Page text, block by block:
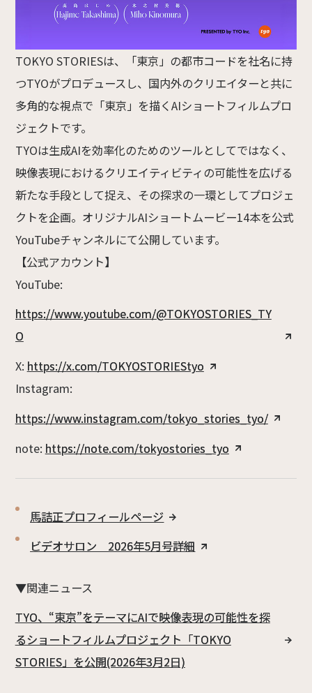
TOKYO STORIESは、「東京」の都市コードを社名に持
つTYOがプロデュースし、国内外のクリエイターと共に
多角的な視点で「東京」を描くAIショートフィルムプロ
ジェクトです。
TYOは生成AIを効率化のためのツールとしてではなく、
映像表現におけるクリエイティビティの可能性を広げる
新たな手段として捉え、その探求の一環としてプロジェ
クトを企画。オリジナルAIショートムービー14本を公式
YouTubeチャンネルにて公開しています。
【公式アカウント】
YouTube:
https://www.youtube.com/@TOKYOSTORIES_TY
O
X: https://x.com/TOKYOSTORIEStyo
Instagram:
https://www.instagram.com/tokyo_stories_tyo/
note: https://note.com/tokyostories_tyo
馬詰正プロフィールページ
ビデオサロン 2026年5月号詳細
▼関連ニュース
TYO、“東京”をテーマにAIで映像表現の可能性を探
るショートフィルムプロジェクト「TOKYO
STORIES」を公開(2026年3月2日)